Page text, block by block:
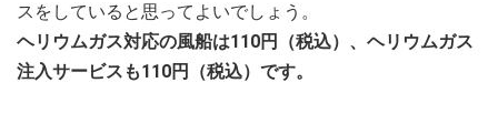
スをしていると思ってよいでしょう。
ヘリウムガス対応の風船は110円（税込）、ヘリウムガス
注入サービスも110円（税込）です。